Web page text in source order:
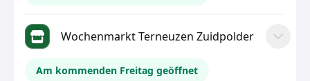
Wochenmarkt Terneuzen Zuidpolder
Am kommenden Freitag geöffnet